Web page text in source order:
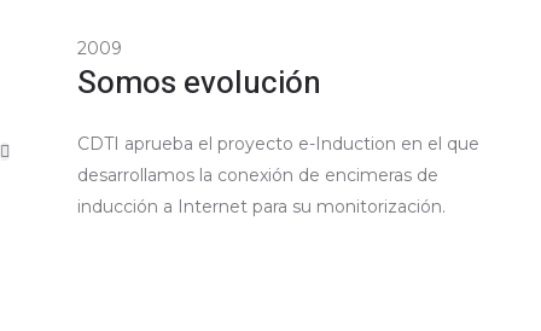
2009
Somos evolución
CDTI aprueba el proyecto e-Induction en el que
desarrollamos la conexión de encimeras de
inducción a Internet para su monitorización.